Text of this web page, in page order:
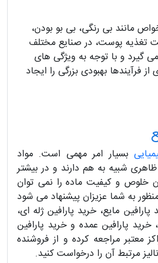
مانند بی رنگی، بی بو بودن،
تغذیه پوست، در صنایع مختلف
می گیرد و با توجه به ویژگی های
فرآیندها بهبودی بزرگی را ایجاد
بسیار امر مهمی است. مواد
شبیه به هم دارند و در بیشتر
خلوص و کیفیت ماده را نمی توان
به شما عزیزان پیشنهاد می شود
مایع، خرید پارافین ژله ای،
خرید پارافین عمده و خرید پارافین
معتبر مراجعه کرده و از فروشنده
مرتبط آن را درخواست کنید.